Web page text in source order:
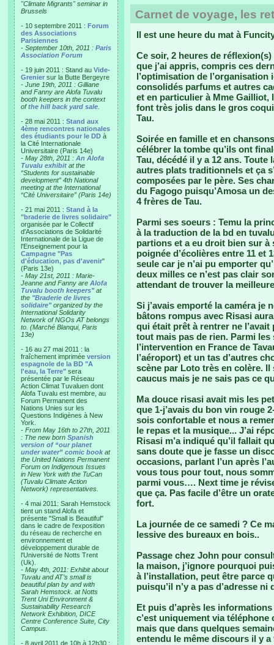
"Climate Migrants" seminar in
Brussels
- 10 septembre 2011 : Forum
des Associations
Parisiennes
- September 10th, 2011 : Paris
Association Forum
- 19 juin 2011 : Stand au Vide-
Grenier sur la Butte Bergeyre
- June 19th, 2011 : Gilliane
and Fanny are Alofa Tuvalu
booth keepers in the context
ofthe hill back yard sale
- 28 mai 2011 : Stand aux
4ème rencontres nationales
des étudiants pour le DD à
la Cité Internationale
Universitaire (Paris 14e)
- May 28th, 2011 : An Alofa
Tuvalu exhibit at the
“Students for sustainable
development” 4th National
meeting at the International
“Cité Universitaire” (Paris 14e)
- 21 mai 2011 : Stand à la
"braderie de livres solidaire"
organisée par le Collectif
d'Associations de Solidarité
Internationale de la Ligue de
l'Enseignement pour la
Campagne "Pas
d'éducation, pas d'avenir"
(Paris 13e)
- May 21st, 2011 : Marie-
Jeanne and Fanny are Alofa
Tuvalu booth keepers"at
the "Braderie de livres
solidaire"organized by the
International Solidarity
Network of NGOs AT belongs
to. (Marché Blanqui, Paris
13e)
- 16 au 27 mai 2011 : la
fraîchement imprimée version
espagnole de la BD "A
l'eau, la Terre" sera
présentée par le Réseau
Action Climat Tuvaluen dont
Alofa Tuvalu est membre, au
Forum Permanent des
Nations Unies sur les
Questions Indigènes à New
York.
- From May 16th to 27th, 2011
: The new born Spanish
version of “our planet
under water” comic book at
the United Nations Permanent
Forum on Indigenous Issues
in New York with the TuCan
(Tuvalu Climate Action
Network) representatives.
- 4 mai 2011: Sarah Hemstock
tient un stand Alofa et
présente "Small is Beautiful"
dans le cadre de l'exposition
du réseau de recherche en
environnement et
développement durable de
l'Université de Notts Trent
(Uk).
- May 4th, 2011: Exhibit about
Tuvalu and AT’s small is
beautiful plan by and with
Sarah Hemstock. at Notts
Trent Uni Environment &
Sustainability Research
Network Exhibition, DICE
Centre Conference Suite, City
Campus.
- 8 avril 2011 de 10h à 12h30 :
Carnet de voyage, les
Il est une heure du mat à
Ce soir, 2 heures de
que j’ai appris, compris ces
l’optimisation de
consolidés parfums et autres
et en particulier à Mme Gailliot,
font très jolis dans le gros
Tau.
Soirée en famille et en
célébrer la tombe qu’ils ont
Tau, décédé il y a 12 ans.
autres plats traditionnels et ça
composées par le père. Ses
du Fagogo puisqu’Amosa un
4 frères de Tau.
Parmi ses soeurs : Temu la
à la traduction de la bd en
partions et a eu droit bien sur à
poignée d’écolières entre 11 et
seule car je n’ai pu emporter
deux milles ce n’est pas clair
attendant de trouver la
Si j’avais emporté la caméra je
bâtons rompus avec Risasi
qui était prêt à rentrer ne
tout mais pas de rien. Parmi
l’intervention en France de
l’aéroport) et un tas d’autres
scène par Loto très en colère.
caucus mais je ne sais pas ce
Ma douce risasi avait mis les
que 1-j’avais du bon vin rouge
sois confortable et nous a
le repas et la musique... J’ai
Risasi m’a indiqué qu’il fallait
sans doute que je fasse un
occasions, parlant l’un après
vous tous pour tout, nous
parmi vous…. Next time je
que ça. Pas facile d’être un
fort.
La journée de ce samedi ? Ce
lessive des bureaux en bois..
Passage chez John pour
la maison, j’ignore pourquoi
à l’installation, peut être parce
puisqu’il n’y a pas d’adresse ni
Et puis d’après les
c’est uniquement via téléphone
mais que dans quelques
entendu le même discours il y a